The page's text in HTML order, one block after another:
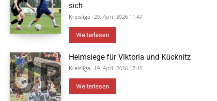
sich
Kreisliga 20. April 2026 11:47
Weiterlesen
Heimsiege für Viktoria und Kücknitz
Kreisliga 19. April 2026 17:45
Weiterlesen